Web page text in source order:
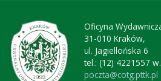
Oficyna
31-010 Kraków,
ul. Jagiellońska 6
tel.: (12) 4221557
poczta@cotg.pttk.pl